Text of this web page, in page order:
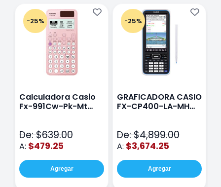
-25%
Calculadora Casio
Fx-991Cw-Pk-Mt
De: $639.00
A: $479.25
Agregar
-25%
GRAFICADORA CASIO
FX-CP400-LA-MH
De: $4,899.00
A: $3,674.25
Agregar